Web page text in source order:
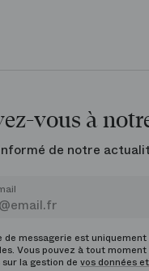
vous à
de notre
de messagerie est
Vous pouvez à tout
sur la gestion de vos données